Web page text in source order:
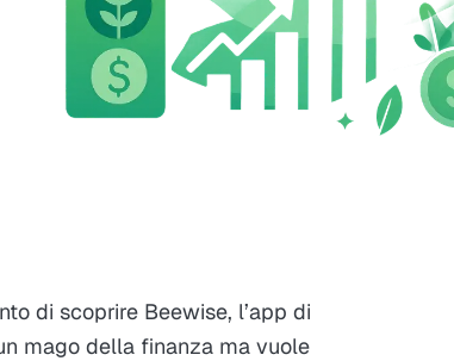
di scoprire Beewise, l’app di
mago della finanza ma vuole